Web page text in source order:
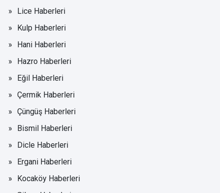
Lice Haberleri
Kulp Haberleri
Hani Haberleri
Hazro Haberleri
Eğil Haberleri
Çermik Haberleri
Çüngüş Haberleri
Bismil Haberleri
Dicle Haberleri
Ergani Haberleri
Kocaköy Haberleri